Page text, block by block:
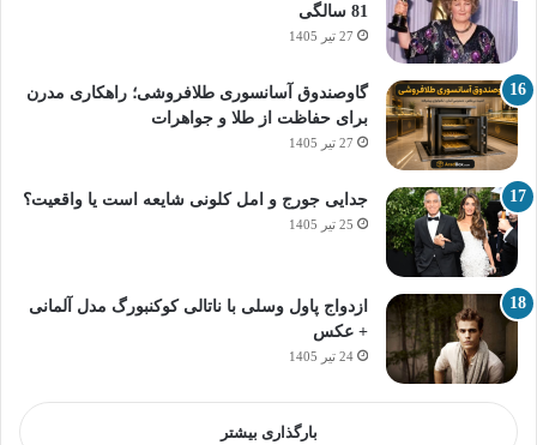
81 سالگی
27 تیر 1405
گاوصندوق آسانسوری طلافروشی؛ راهکاری مدرن
برای حفاظت از طلا و جواهرات
27 تیر 1405
جدایی جورج و امل کلونی شایعه است یا واقعیت؟
25 تیر 1405
ازدواج پاول وسلی با ناتالی کوکنبورگ مدل آلمانی
+ عکس
24 تیر 1405
بارگذاری بیشتر